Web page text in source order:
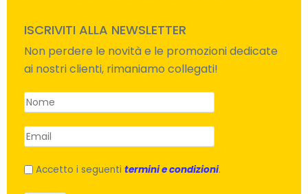
ISCRIVITI ALLA NEWSLETTER
Non perdere le novità e le promozioni dedicate
ai nostri clienti, rimaniamo collegati!
Accetto i seguenti termini e condizioni.